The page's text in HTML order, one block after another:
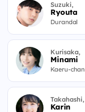
Suzuki,
Ryouta
Durandal
Kurisaka,
Minami
Kaeru-chan
Takahashi,
Karin